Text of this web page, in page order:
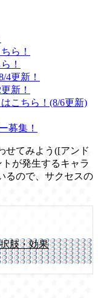
ら！
！
4更新！
新！
こちら！(8/6更新)
募集！
せてみよう([アンド
が発生するキャラ
るので、サクセスの
肢・効果